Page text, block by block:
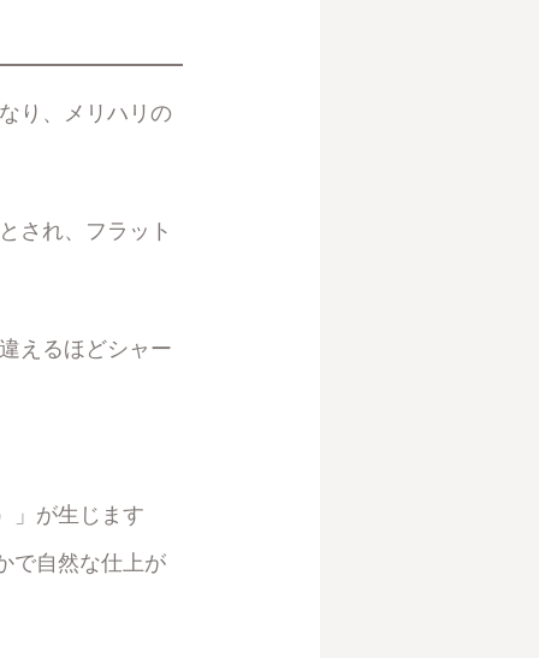
り、メリハリの
され、フラット
えるほどシャー
」が生じます
で自然な仕上が